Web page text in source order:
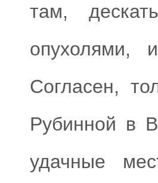
там,
опухолями,
Согласен,
Рубинной в
удачные